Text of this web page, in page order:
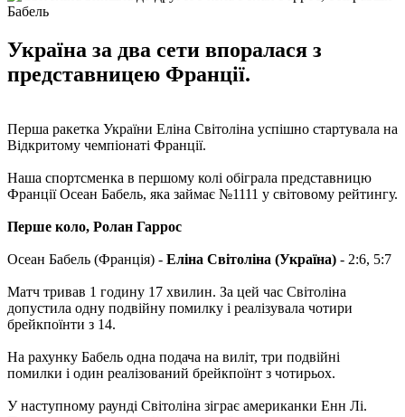
Україна за два сети впоралася з
представницею Франції.
Перша ракетка України Еліна Світоліна успішно стартувала на
Відкритому чемпіонаті Франції.
Наша спортсменка в першому колі обіграла представницю
Франції Осеан Бабель, яка займає №1111 у світовому рейтингу.
Перше коло, Ролан Гаррос
Осеан Бабель (Франція) - Еліна Світоліна (Україна) - 2:6, 5:7
Матч тривав 1 годину 17 хвилин. За цей час Світоліна
допустила одну подвійну помилку і реалізувала чотири
брейкпоїнти з 14.
На рахунку Бабель одна подача на виліт, три подвійні
помилки і один реалізований брейкпоїнт з чотирьох.
У наступному раунді Світоліна зіграє американки Енн Лі.